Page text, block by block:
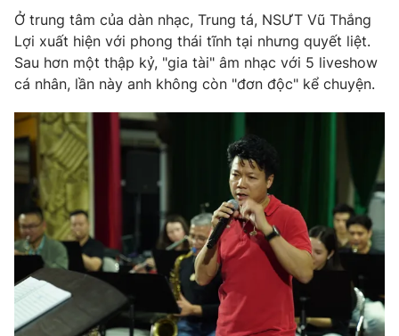
Sản phẩm
Thị trường
Tư vấn
Lịch phát sóng
Emagazine Podcast
Photo Infographic
Video Shorts video
VTV Money VTV Thể thao
Ở trung tâm của dàn nhạc, Trung tá, NSƯT Vũ Thắng
Lợi xuất hiện với phong thái tĩnh tại nhưng quyết liệt.
Sau hơn một thập kỷ, "gia tài" âm nhạc với 5 liveshow
cá nhân, lần này anh không còn "đơn độc" kể chuyện.